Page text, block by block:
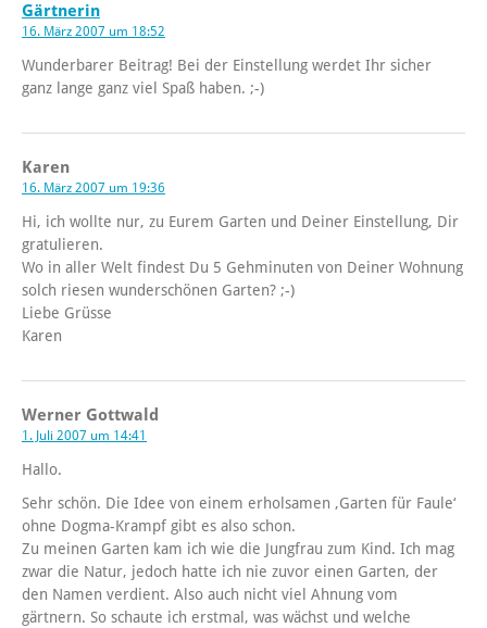
Gärtnerin
16. März 2007 um 18:52
Wunderbarer Beitrag! Bei der Einstellung werdet Ihr sicher
ganz lange ganz viel Spaß haben. ;-)
Karen
16. März 2007 um 19:36
Hi, ich wollte nur, zu Eurem Garten und Deiner Einstellung, Dir
gratulieren.
Wo in aller Welt findest Du 5 Gehminuten von Deiner Wohnung
solch riesen wunderschönen Garten? ;-)
Liebe Grüsse
Karen
Werner Gottwald
1. Juli 2007 um 14:41
Hallo.
Sehr schön. Die Idee von einem erholsamen ‚Garten für Faule‘
ohne Dogma-Krampf gibt es also schon.
Zu meinen Garten kam ich wie die Jungfrau zum Kind. Ich mag
zwar die Natur, jedoch hatte ich nie zuvor einen Garten, der
den Namen verdient. Also auch nicht viel Ahnung vom
gärtnern. So schaute ich erstmal, was wächst und welche